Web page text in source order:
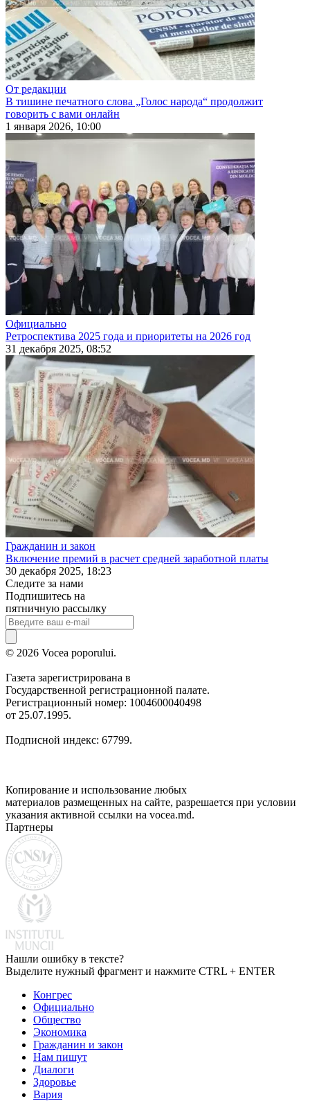
От редакции
В тишине печатного слова „Голос народа“ продолжит
говорить с вами онлайн
1 января 2026, 10:00
Официально
Ретроспектива 2025 года и приоритеты на 2026 год
31 декабря 2025, 08:52
Гражданин и закон
Включение премий в расчет средней заработной платы
30 декабря 2025, 18:23
Следите за нами
Подпишитесь на
пятничную рассылку
© 2026 Vocea poporului.
Газета зарегистрирована в
Государственной регистрационной палате.
Регистрационный номер: 1004600040498
от 25.07.1995.
Подписной индекс: 67799.
Копирование и использование любых
материалов размещенных на сайте, разрешается при условии
указания активной ссылки на vocea.md.
Партнеры
Нашли ошибку в тексте?
Выделите нужный фрагмент и нажмите CTRL + ENTER
Конгрес
Официально
Общество
Экономика
Гражданин и закон
Нам пишут
Диалоги
Здоровье
Вария